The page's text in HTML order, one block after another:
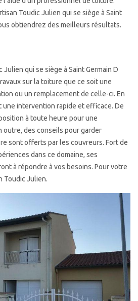
Toudic Julien qui se siège à Saint
obtiendrez des meilleurs résultats.
Julien qui se siège à Saint Germain D
sur la toiture que ce soit une
ou un remplacement de celle-ci. En
intervention rapide et efficace. De
à toute heure pour une
outre, des conseils pour garder
sont offerts par les couvreurs. Fort de
dans ce domaine, ses
à répondre à vos besoins. Pour votre
Toudic Julien.